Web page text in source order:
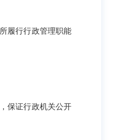
履行行政管理职能
保证行政机关公开